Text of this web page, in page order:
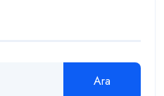
Ara